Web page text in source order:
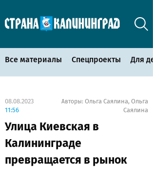
Все материалы Спецпроекты Для
08.08.2023
11:56
Авторы: Ольга Саялина, Ольга
Саялина
Улица Киевская в
Калининграде
превращается в рынок